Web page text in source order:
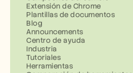
Extensión de Chrome
Plantillas de documentos
Blog
Announcements
Centro de ayuda
Industria
Tutoriales
Herramientas